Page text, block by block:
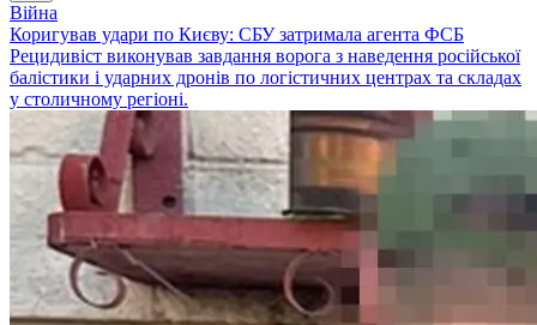
Війна
Коригував удари по Києву: СБУ затримала агента ФСБ
Рецидивіст виконував завдання ворога з наведення російської
балістики і ударних дронів по логістичних центрах та складах
у столичному регіоні.